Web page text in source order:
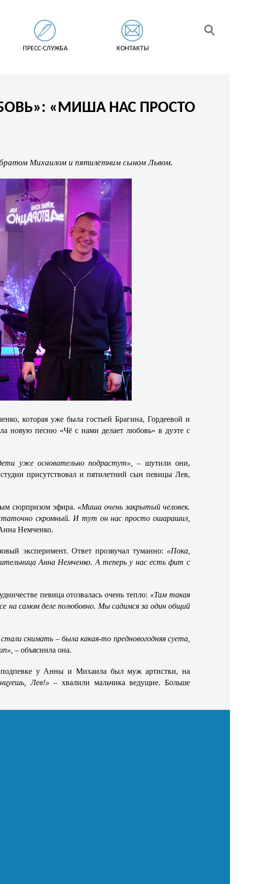
ПРЕСС-СЛУЖБА КОНТАКТЫ
«МИША НАС ПРОСТО
Михаилом и пятилетним сыном Львом.
которая уже была гостьей Брагина, Гордеевой и
новую песню «Чё с нами делает любовь» в дуэте с
уже основательно подрастут»,– шутили они,
присутствовал и пятилетний сын певицы Лев,
сюрпризом эфира. «Миша очень закрытый человек.
скромный. И тут он нас просто ошарашил,
Немченко.
эксперимент. Ответ прозвучал туманно: «Пока,
Анна Немченко. А теперь у нас есть фит с
певица отозвалась очень тепло: «Там такая
самом деле полюбовно. Мы садимся за один общий
снимать – была какая-то предновогодняя суета,
–объяснила она.
подпевке у Анны и Михаила был муж артистки, на
Лев!»– хвалили мальчика ведущие. Больше